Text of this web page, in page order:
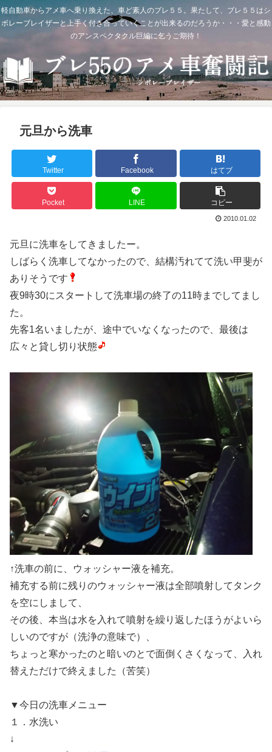
軽自動車からアメ車へ乗り換えた、車ど素人のブレ５５。果たして、ブレ５５はシ
ボレーブレイザーと上手く付き合っていくことが出来るのだろうか・・・愛と感動
のアンスペクタクル巨編に乞うご期待！
元旦から洗車
Twitter Facebook はてブ
Pocket LINE コピー
2010.01.02
元旦に洗車をしてきましたー。
しばらく洗車してなかったので、結構汚れてて洗い甲斐が
ありそうです
夜9時30にスタートして洗車場の終了の11時までしてまし
た。
先客1名いましたが、途中でいなくなったので、最後は
広々と貸し切り状態
↑洗車の前に、ウォッシャー液を補充。
補充する前に残りのウォッシャー液は全部噴射してタンク
を空にしまして、
その後、本当は水を入れて噴射を繰り返したほうがよいら
しいのですが（洗浄の意味で）、
ちょっと寒かったのと暗いのとで面倒くさくなって、入れ
替えただけで終えました（苦笑）
▼今日の洗車メニュー
１．水洗い
↓